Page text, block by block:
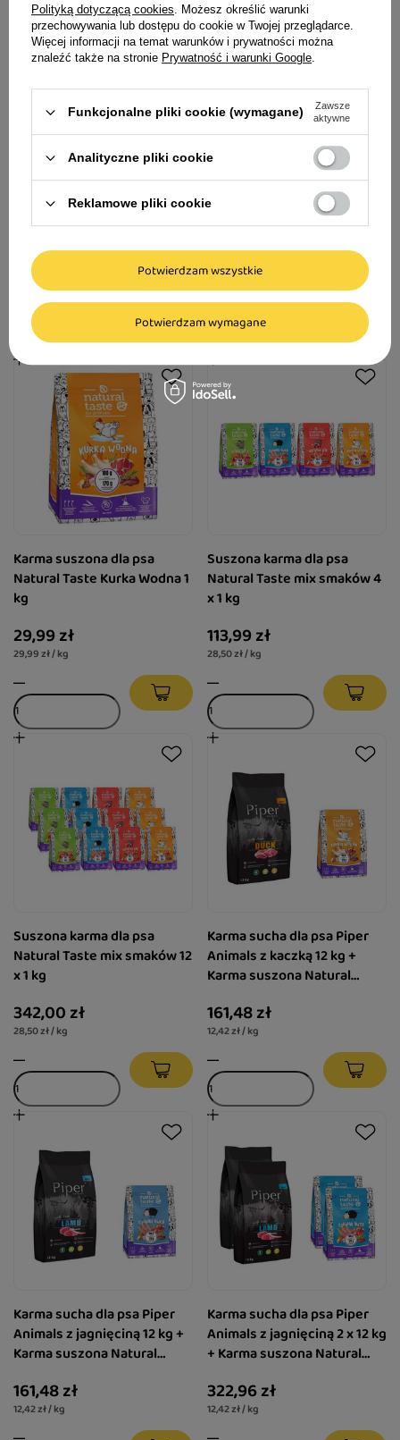
Karma suszona dla psa
Natural Taste Dziki Dzik 1 kg
29,99 zł
29,99 zł / kg
Karma suszona dla psa
Natural Taste Wściekły Byk 1
kg
29,99 zł
29,99 zł / kg
Karma suszona dla psa
Natural Taste Kurka Wodna 1
kg
29,99 zł
29,99 zł / kg
Suszona karma dla psa
Natural Taste mix smaków 4
x 1 kg
113,99 zł
28,50 zł / kg
Suszona karma dla psa
Natural Taste mix smaków 12
x 1 kg
342,00 zł
28,50 zł / kg
Karma sucha dla psa Piper
Animals z kaczką 12 kg +
Karma suszona Natural
161,48 zł
12,42 zł / kg
Karma sucha dla psa Piper
Animals z jagnięciną 12 kg +
Karma suszona Natural
161,48 zł
12,42 zł / kg
Karma sucha dla psa Piper
Animals z jagnięciną 2 x 12 kg
+ Karma suszona Natural
322,96 zł
12,42 zł / kg
Polityką dotyczącą cookies. Możesz określić warunki
przechowywania lub dostępu do cookie w Twojej przeglądarce.
Więcej informacji na temat warunków i prywatności można
znaleźć także na stronie Prywatność i warunki Google.
Funkcjonalne pliki cookie (wymagane)
Zawsze
aktywne
Analityczne pliki cookie
Reklamowe pliki cookie
Potwierdzam wymagane
Potwierdzam wszystkie